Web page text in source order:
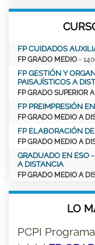
FP CUIDADOS
FP GRADO MEDIO -
FP GESTIÓN Y
PAISAJÍSTICOS A
FP GRADO SUPERIOR
FP PREIMPRESIÓN
FP GRADO MEDIO A
FP ELABORACIÓN
FP GRADO MEDIO A
GRADUADO EN ESO
A DISTANCIA
FP GRADO MEDIO A
LO
PCPI